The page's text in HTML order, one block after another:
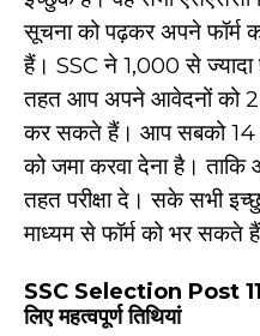
सूचना को पढ़कर अपने
हैं। SSC ने 1,000 से ज्यादा
तहत आप अपने आवेदनों को
कर सकते हैं। आप सबको 14
को जमा करवा देना है।
तहत परीक्षा दे। सके सभी
माध्यम से फॉर्म को भर सकते
SSC Selection Post
लिए महत्वपूर्ण तिथियां